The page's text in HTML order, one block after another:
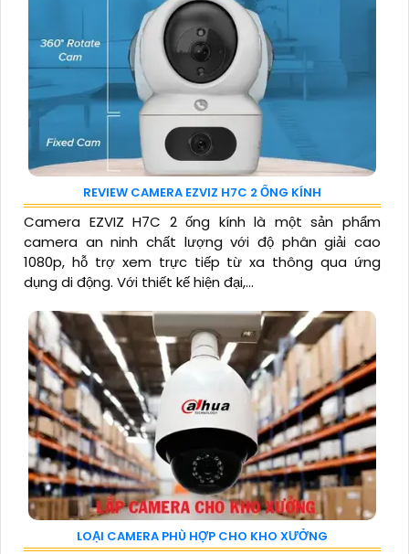
REVIEW CAMERA EZVIZ H7C 2 ỐNG KÍNH
Camera EZVIZ H7C 2 ống kính là một sản phẩm
camera an ninh chất lượng với độ phân giải cao
1080p, hỗ trợ xem trực tiếp từ xa thông qua ứng
dụng di động. Với thiết kế hiện đại,...
LOẠI CAMERA PHÙ HỢP CHO KHO XƯỞNG